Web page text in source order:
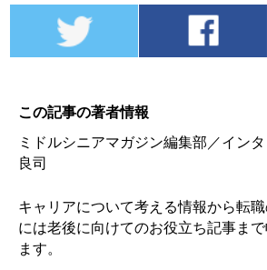
この記事の著者情報
ミドルシニアマガジン編集部／イン
良司
キャリアについて考える情報から転
には老後に向けてのお役立ち記事ま
ます。